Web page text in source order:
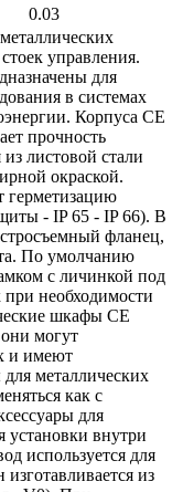
0.03
управления.
для
в системах
Корпуса CE
прочность
листовой стали
окраской.
герметизацию
- IP 65 - IP 66). В
фланец,
По умолчанию
с личинкой под
необходимости
шкафы CE
могут
и имеют
металлических
как с
для
установки внутри
используется для
из